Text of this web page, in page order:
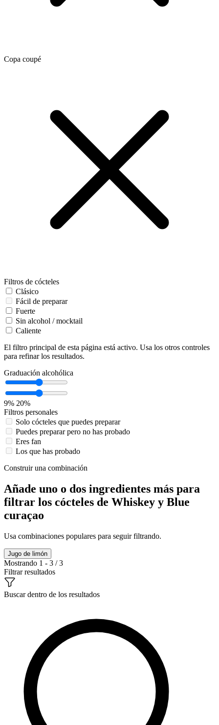
Copa coupé
Filtros de cócteles
Clásico
Fácil de preparar
Fuerte
Sin alcohol / mocktail
Caliente
El filtro principal de esta página está activo. Usa los otros controles
para refinar los resultados.
Graduación alcohólica
9% 20%
Filtros personales
Solo cócteles que puedes preparar
Puedes preparar pero no has probado
Eres fan
Los que has probado
Construir una combinación
Añade uno o dos ingredientes más para
filtrar los cócteles de Whiskey y Blue
curaçao
Usa combinaciones populares para seguir filtrando.
Jugo de limón
Mostrando 1 - 3 / 3
Filtrar resultados
Buscar dentro de los resultados